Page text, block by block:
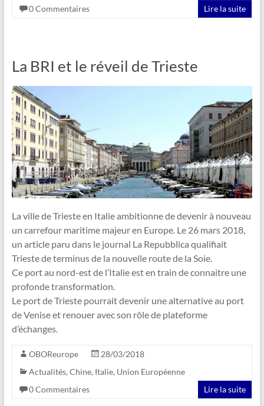
0 Commentaires
Lire la suite
La BRI et le réveil de Trieste
La ville de Trieste en Italie ambitionne de devenir à nouveau
un carrefour maritime majeur en Europe. Le 26 mars 2018,
un article paru dans le journal La Repubblica qualifiait
Trieste de terminus de la nouvelle route de la Soie.
Ce port au nord-est de l’Italie est en train de connaitre une
profonde transformation.
Le port de Trieste pourrait devenir une alternative au port
de Venise et renouer avec son rôle de plateforme
d’échanges.
OBOReurope
28/03/2018
Actualités, Chine, Italie, Union Européenne
0 Commentaires
Lire la suite